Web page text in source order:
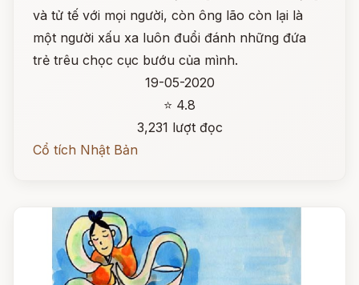
và tử tế với mọi người, còn ông lão còn lại là
một người xấu xa luôn đuổi đánh những đứa
trẻ trêu chọc cục bướu của mình.
19-05-2020
⭐ 4.8
3,231 lượt đọc
Cổ tích Nhật Bản